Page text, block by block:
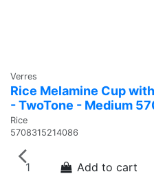
Verres
Rice Melamine Cup
- TwoTone - Medium
Rice
5708315214086
Add to cart